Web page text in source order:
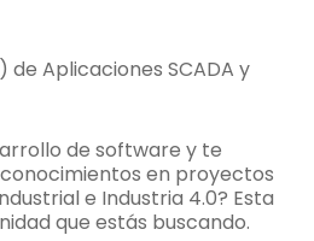
de Aplicaciones SCADA y
de software y te
en proyectos
e Industria 4.0? Esta
que estás buscando.